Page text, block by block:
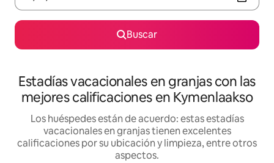
Buscar
Estadías vacacionales en granjas con las
mejores calificaciones en Kymenlaakso
Los huéspedes están de acuerdo: estas estadías
vacacionales en granjas tienen excelentes
calificaciones por su ubicación y limpieza, entre otros
aspectos.